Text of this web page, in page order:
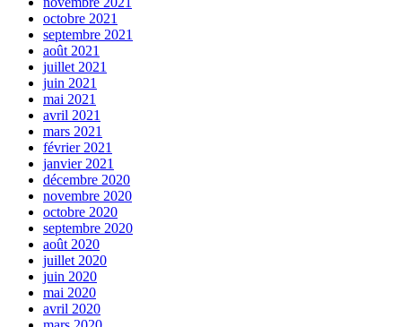
octobre 2021
septembre 2021
août 2021
juillet 2021
juin 2021
mai 2021
avril 2021
mars 2021
février 2021
janvier 2021
décembre 2020
novembre 2020
octobre 2020
septembre 2020
août 2020
juillet 2020
juin 2020
mai 2020
avril 2020